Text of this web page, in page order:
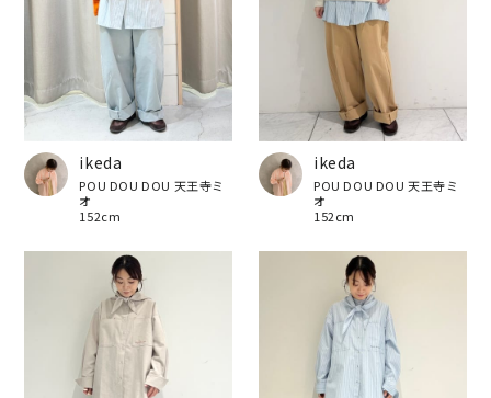
ikeda
POU DOU DOU 天王寺ミ
オ
152cm
ikeda
POU DOU DOU 天王寺ミ
オ
152cm